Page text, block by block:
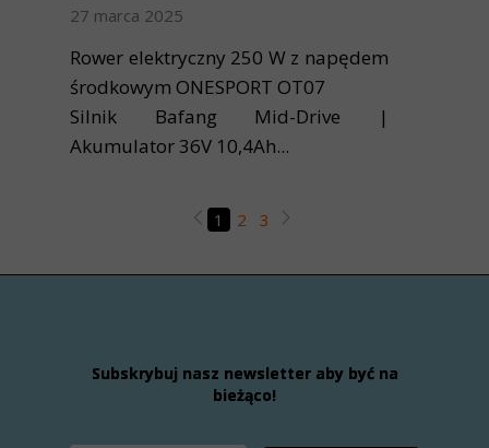
27 marca 2025
Rower elektryczny 250 W z napędem
środkowym ONESPORT OT07
Silnik Bafang Mid-Drive |
Akumulator 36V 10,4Ah...
1 2 3
Subskrybuj nasz newsletter aby być na
bieżąco!